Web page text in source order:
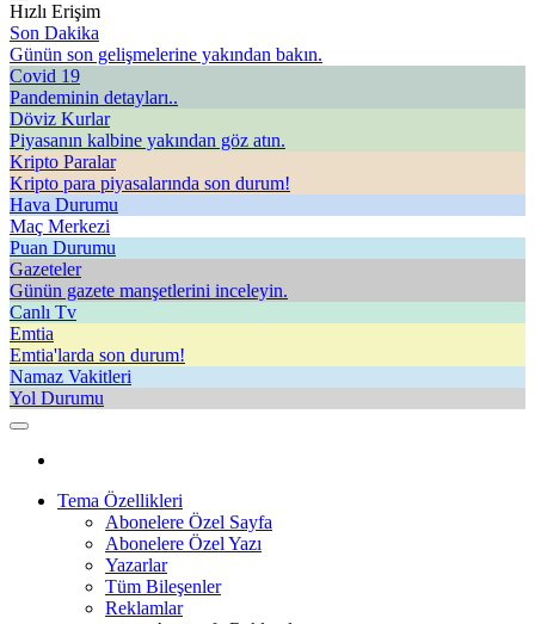
Hızlı Erişim
Son Dakika
Günün son gelişmelerine yakından bakın.
Covid 19
Pandeminin detayları..
Döviz Kurlar
Piyasanın kalbine yakından göz atın.
Kripto Paralar
Kripto para piyasalarında son durum!
Hava Durumu
Maç Merkezi
Puan Durumu
Gazeteler
Günün gazete manşetlerini inceleyin.
Canlı Tv
Emtia
Emtia'larda son durum!
Namaz Vakitleri
Yol Durumu
Tema Özellikleri
Abonelere Özel Sayfa
Abonelere Özel Yazı
Yazarlar
Tüm Bileşenler
Reklamlar